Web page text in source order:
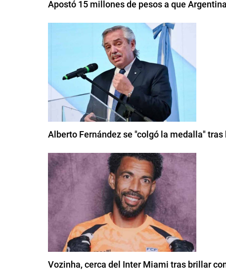
Apostó 15 millones de pesos a que
Alberto Fernández se "colgó la medalla"
Vozinha, cerca del Inter Miami tras brillar